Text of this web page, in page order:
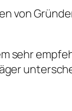
von
sehr